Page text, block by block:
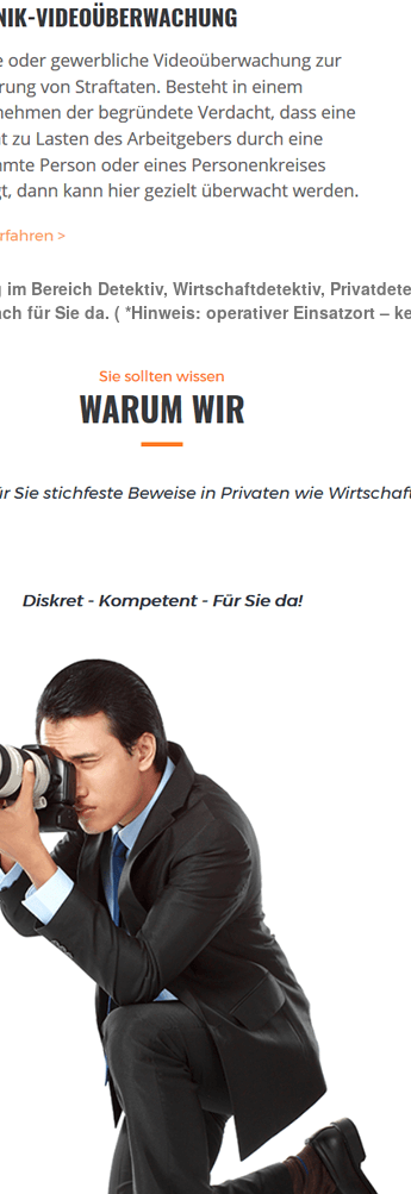
Bereich Detektiv, Wirtschaftdetektiv,
für Sie da. ( *Hinweis: operativer Einsatzort –